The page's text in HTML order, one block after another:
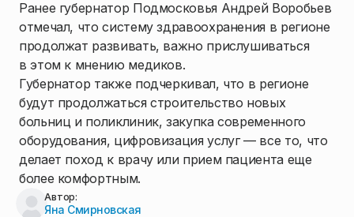
Ранее губернатор Подмосковья Андрей Воробьев
отмечал, что систему здравоохранения в регионе
продолжат развивать, важно прислушиваться
в этом к мнению медиков.
Губернатор также подчеркивал, что в регионе
будут продолжаться строительство новых
больниц и поликлиник, закупка современного
оборудования, цифровизация услуг — все то, что
делает поход к врачу или прием пациента еще
более комфортным.
Автор:
Яна Смирновская